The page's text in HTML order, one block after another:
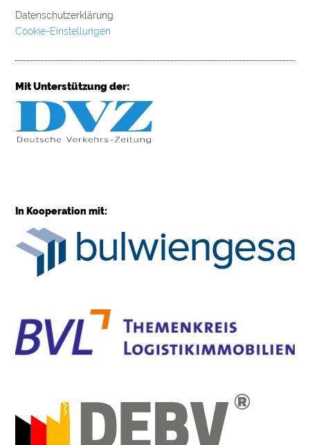
Datenschutzerklärung
Cookie-Einstellungen
Mit Unterstützung der:
In Kooperation mit: